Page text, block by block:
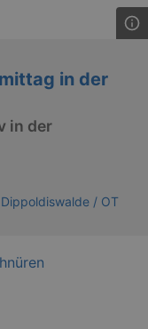
in der
in der
/ OT